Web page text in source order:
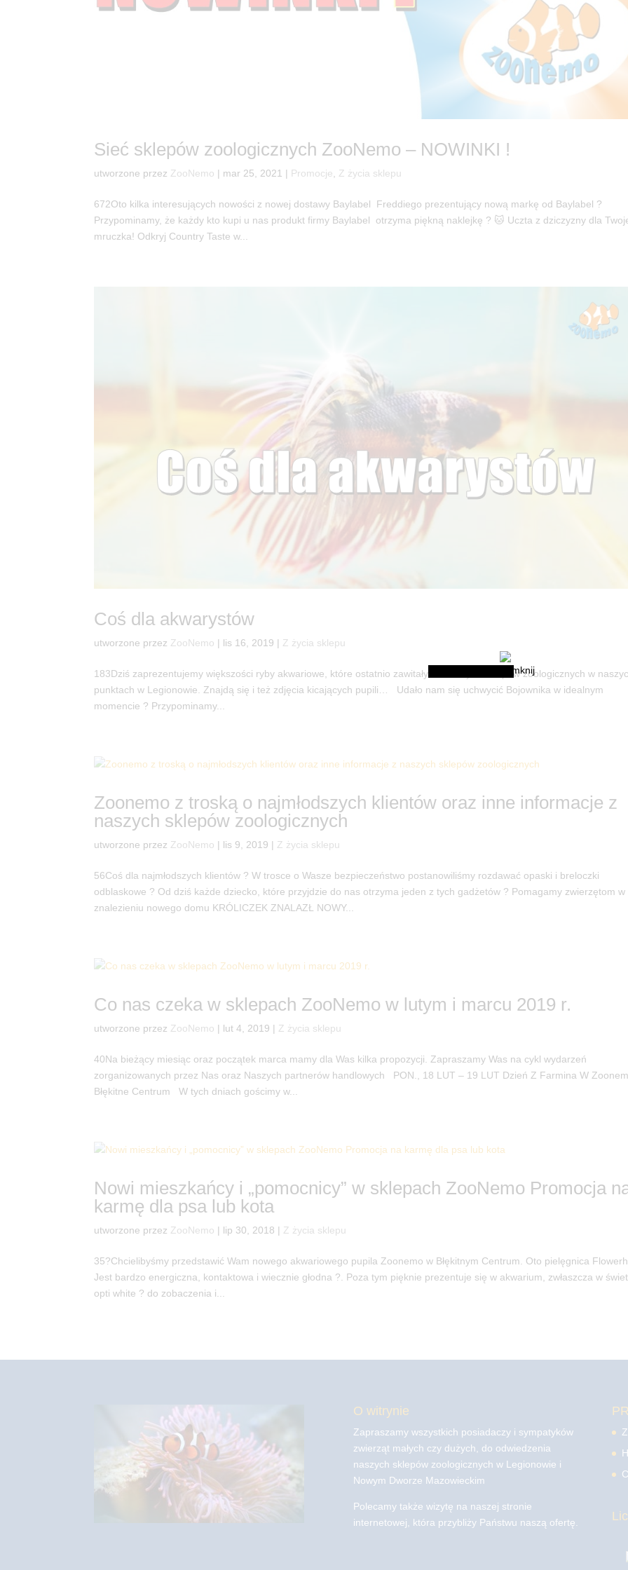
Sieć sklepów zoologicznych ZooNemo – NOWINKI !
utworzone przez ZooNemo | mar 25, 2021 | Promocje Z życia sklepu
672Oto kilka interesujących nowości z nowej dostawy Baylabel Freddiego prezentujący nową markę od Baylabel ?
Przypominamy, że każdy kto kupi u nas produkt firmy Baylabel otrzyma piękną naklejkę ? 🐱 Uczta z dziczyzny dla
mruczka! Odkryj Country Taste w...
Coś dla akwarystów
utworzone przez ZooNemo | lis 16, 2019 | Z życia sklepu
183Dziś zaprezentujemy większości ryby akwariowe, które ostatnio zawitały do naszych sklepów zoologicznych w
punktach w Legionowie. Znajdą się i też zdjęcia kicających pupili… Udało nam się uchwycić Bojownika w idealnym
momencie ? Przypominamy...
Zoonemo z troską o najmłodszych klientów oraz inne informacje z
naszych sklepów zoologicznych
utworzone przez ZooNemo | lis 9, 2019 | Z życia sklepu
56Coś dla najmłodszych klientów ? W trosce o Wasze bezpieczeństwo postanowiliśmy rozdawać opaski i breloczki
odblaskowe ? Od dziś każde dziecko, które przyjdzie do nas otrzyma jeden z tych gadżetów ? Pomagamy zwierzętom w
znalezieniu nowego domu KRÓLICZEK ZNALAZŁ NOWY...
Co nas czeka w sklepach ZooNemo w lutym i marcu 2019 r.
utworzone przez ZooNemo | lut 4, 2019 | Z życia sklepu
40Na bieżący miesiąc oraz początek marca mamy dla Was kilka propozycji. Zapraszamy Was na cykl wydarzeń
zorganizowanych przez Nas oraz Naszych partnerów handlowych PON., 18 LUT – 19 LUT Dzień Z Farmina W
Błękitne Centrum W tych dniach gościmy w...
Nowi mieszkańcy i „pomocnicy” w sklepach ZooNemo Promocja
karmę dla psa lub kota
utworzone przez ZooNemo | lip 30, 2018 | Z życia sklepu
35?Chcielibyśmy przedstawić Wam nowego akwariowego pupila Zoonemo w Błękitnym Centrum. Oto pielęgnica
Jest bardzo energiczna, kontaktowa i wiecznie głodna ?. Poza tym pięknie prezentuje się w akwarium, zwłaszcza w
opti white ? do zobaczenia i...
O witrynie
Zapraszamy wszystkich posiadaczy i sympatyków
zwierząt małych czy dużych, do odwiedzenia
naszych sklepów zoologicznych w Legionowie i
Nowym Dworze Mazowieckim
Polecamy także wizytę na naszej stronie
internetowej, która przybliży Państwu naszą ofertę.